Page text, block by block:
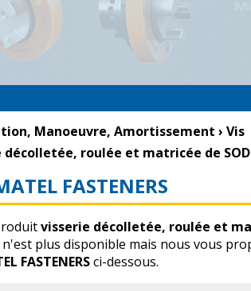
Manoeuvre, Amortissement › Vis
décolletée, roulée et matricée de
FASTENERS
visserie décolletée, roulée et
n'est plus disponible mais nous vous
FASTENERSci-dessous.